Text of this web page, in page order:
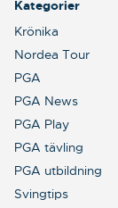
Kategorier
Krönika
Nordea Tour
PGA
PGA News
PGA Play
PGA tävling
PGA utbildning
Svingtips